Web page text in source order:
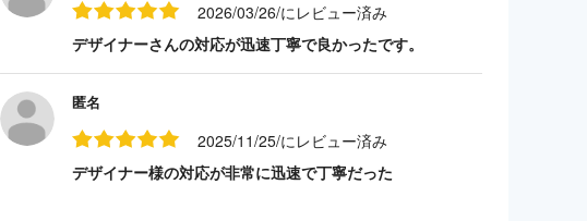
2026/03/26/にレビュー済み
デザイナーさんの対応が迅速丁寧で良かったです。
匿名
2025/11/25/にレビュー済み
デザイナー様の対応が非常に迅速で丁寧だった